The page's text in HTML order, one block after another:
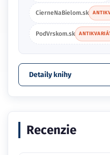
CierneNaBielom.sk
PodVrskom.sk
Detaily knihy
Recenzie